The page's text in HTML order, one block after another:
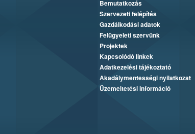
Bemutatkozás
Szervezeti felépítés
Gazdálkodási adatok
Felügyeleti szervünk
Projektek
Kapcsolódó linkek
Adatkezelési tájékoztató
Akadálymentességi nyilatkozat
Üzemeltetési információ